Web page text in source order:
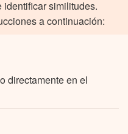
similitudes.
a continuación:
directamente en el